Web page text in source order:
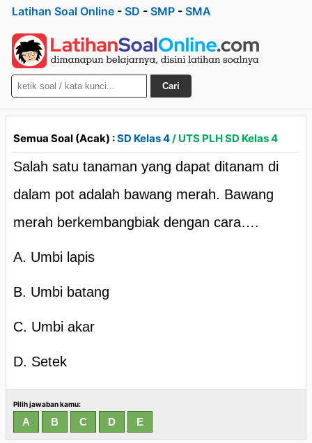
Latihan Soal Online - SD - SMP - SMA
Cari
Semua Soal (Acak) :SD Kelas 4/ UTS PLH SD Kelas 4
Salah satu tanaman yang dapat ditanam di
dalam pot adalah bawang merah. Bawang
merah berkembangbiak dengan cara….
A. Umbi lapis
B. Umbi batang
C. Umbi akar
D. Setek
Pilih jawaban kamu: